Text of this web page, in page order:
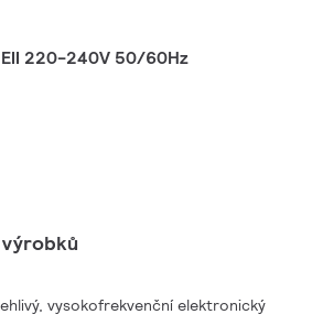
220-240V 50/60Hz
vysokofrekvenční elektronický